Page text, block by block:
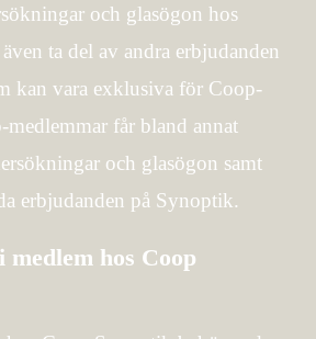
och glasögon hos
ta del av andra erbjudanden
kan vara exklusiva för Coop-
medlemmar får bland annat
och glasögon samt
erbjudanden på Synoptik.
hos Coop